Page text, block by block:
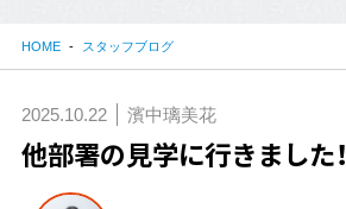
HOME スタッフブログ
2025.10.22 濱中璃美花
他部署の見学に行きました！